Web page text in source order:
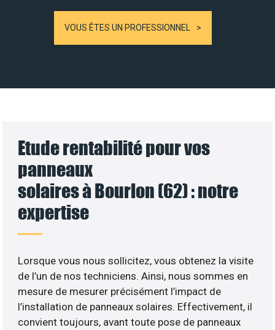
VOUS ÊTES UN PROFESSIONNEL
Etude rentabilité pour vos
panneaux
solaires à Bourlon (62) : notre
expertise
Lorsque vous nous sollicitez, vous obtenez la visite
de l’un de nos techniciens. Ainsi, nous sommes en
mesure de mesurer précisément l’impact de
l’installation de panneaux solaires. Effectivement, il
convient toujours, avant toute pose de panneaux